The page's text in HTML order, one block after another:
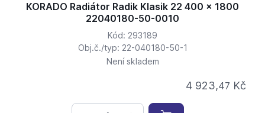
KORADO Radiátor Radik Klasik 22 400 x 1800
22040180-50-0010
Kód: 293189
Obj.č./typ: 22-040180-50-1
Není skladem
4 923,47 Kč